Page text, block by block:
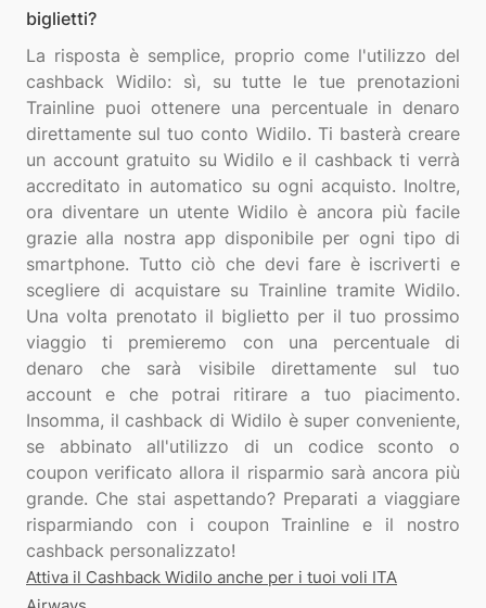
biglietti?
La risposta è semplice, proprio come l'utilizzo del
cashback Widilo: sì, su tutte le tue prenotazioni
Trainline puoi ottenere una percentuale in denaro
direttamente sul tuo conto Widilo. Ti basterà creare
un account gratuito su Widilo e il cashback ti verrà
accreditato in automatico su ogni acquisto. Inoltre,
ora diventare un utente Widilo è ancora più facile
grazie alla nostra app disponibile per ogni tipo di
smartphone. Tutto ciò che devi fare è iscriverti e
scegliere di acquistare su Trainline tramite Widilo.
Una volta prenotato il biglietto per il tuo prossimo
viaggio ti premieremo con una percentuale di
denaro che sarà visibile direttamente sul tuo
account e che potrai ritirare a tuo piacimento.
Insomma, il cashback di Widilo è super conveniente,
se abbinato all'utilizzo di un codice sconto o
coupon verificato allora il risparmio sarà ancora più
grande. Che stai aspettando? Preparati a viaggiare
risparmiando con i coupon Trainline e il nostro
Attiva il Cashback Widilo anche per i tuoi voli ITA